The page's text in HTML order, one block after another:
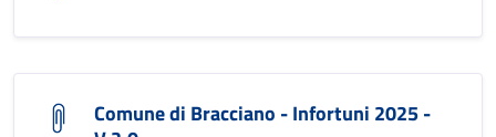
Comune di Bracciano - Infortuni 2025 -